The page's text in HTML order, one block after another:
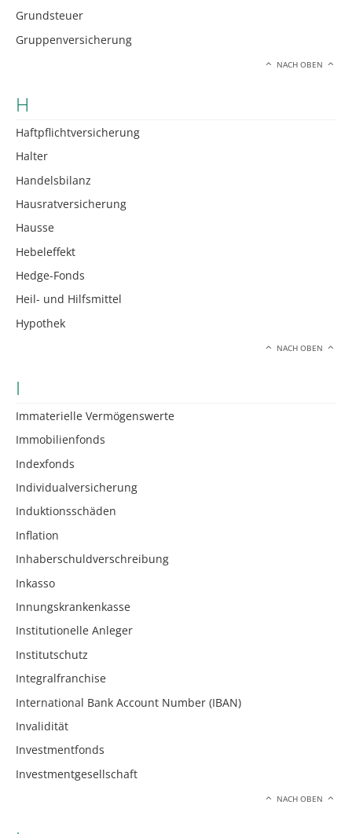
Grundsteuer
Gruppenversicherung
NACH OBEN
H
Haftpflichtversicherung
Halter
Handelsbilanz
Hausratversicherung
Hausse
Hebeleffekt
Hedge-Fonds
Heil- und Hilfsmittel
Hypothek
NACH OBEN
I
Immaterielle Vermögenswerte
Immobilienfonds
Indexfonds
Individualversicherung
Induktionsschäden
Inflation
Inhaberschuldverschreibung
Inkasso
Innungskrankenkasse
Institutionelle Anleger
Institutschutz
Integralfranchise
International Bank Account Number (IBAN)
Invalidität
Investmentfonds
Investmentgesellschaft
NACH OBEN